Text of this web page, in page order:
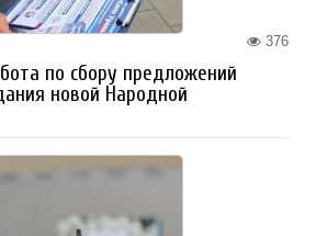
376
по сбору предложений
новой Народной